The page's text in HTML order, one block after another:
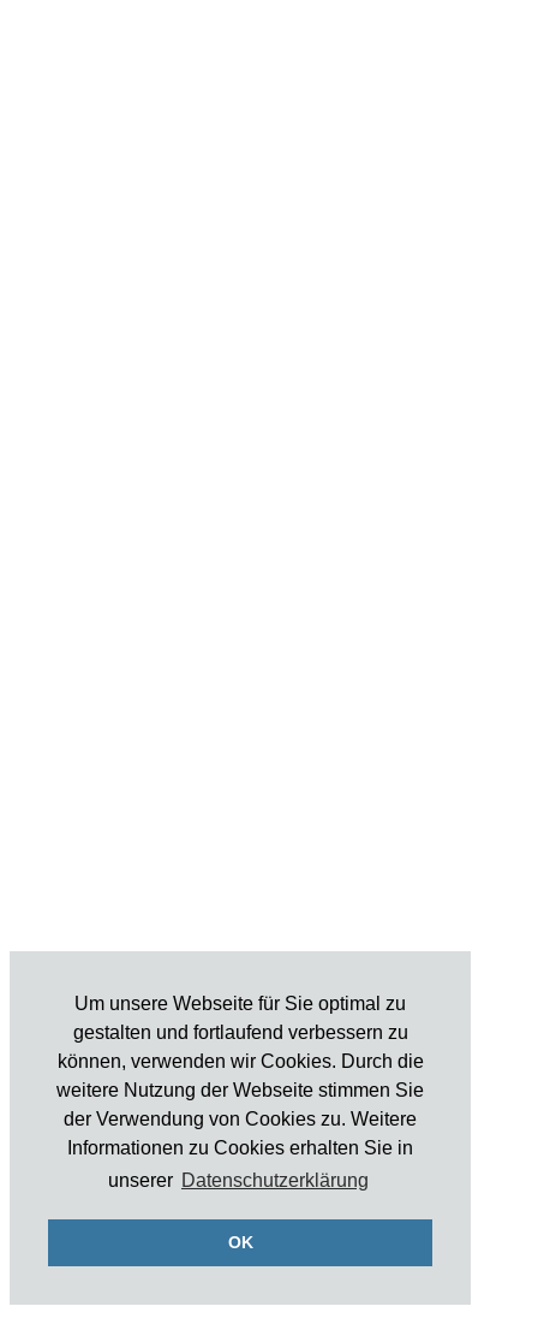
Um unsere Webseite für Sie optimal zu
gestalten und fortlaufend verbessern zu
können, verwenden wir Cookies. Durch die
weitere Nutzung der Webseite stimmen Sie
der Verwendung von Cookies zu. Weitere
Informationen zu Cookies erhalten Sie in
unserer Datenschutzerklärung
OK